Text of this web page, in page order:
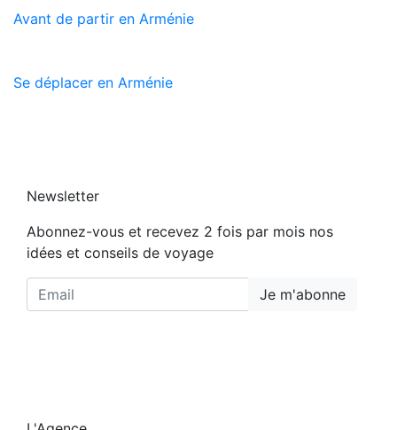
Avant de partir en Arménie
Se déplacer en Arménie
Newsletter
Abonnez-vous et recevez 2 fois par mois nos
idées et conseils de voyage
Je m'abonne